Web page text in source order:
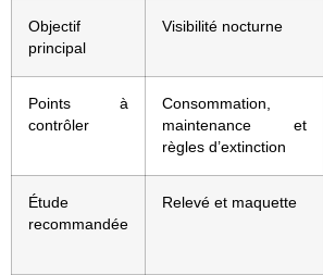
Objectif
principal
Visibilité nocturne
Points à
contrôler
Consommation,
maintenance et
règles d’extinction
Étude
recommandée
Relevé et maquette